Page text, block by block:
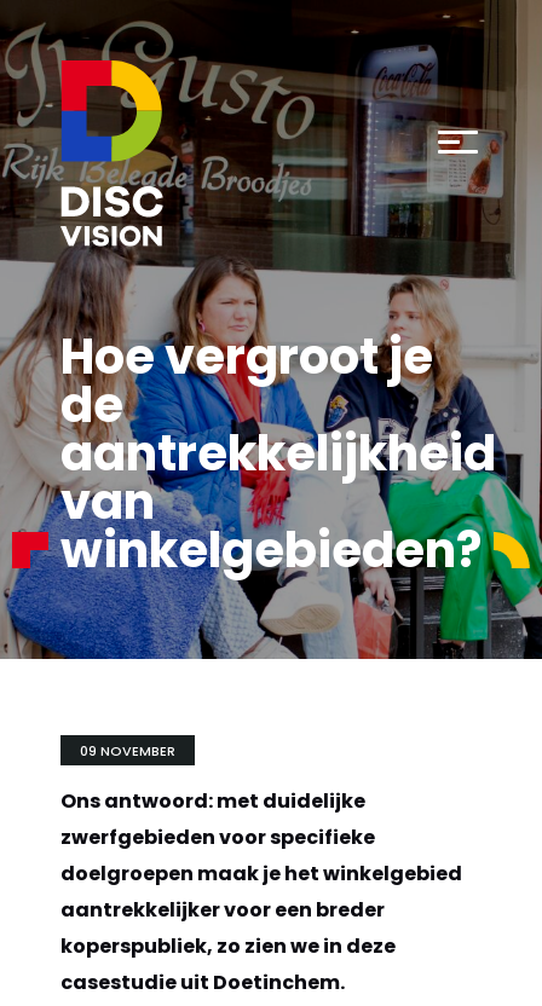
Hoe vergroot je
de
aantrekkelijkheid
van
winkelgebieden?
09 NOVEMBER
Ons antwoord: met duidelijke
zwerfgebieden voor specifieke
doelgroepen maak je het winkelgebied
aantrekkelijker voor een breder
koperspubliek, zo zien we in deze
casestudie uit Doetinchem.